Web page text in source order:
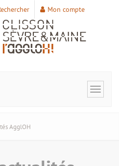
Mon compte
Toggle
AgglOH